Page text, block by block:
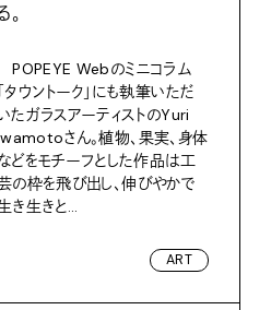
。
POPEYE Webのミニコラム
「タウントーク」にも執筆いただ
たガラスアーティストのYuri
さん。植物、果実、身体
どをモチーフとした作品は工
の枠を飛び出し、伸びやかで
き生きと...
ART